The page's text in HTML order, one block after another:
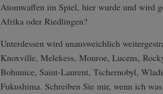
Atomwaffen im Spiel, hier wurde und wird
Afrika oder Riedlingen?
Unterdessen wird unausweichlich
Knoxville, Melekess, Monroe, Lucens,
Bohunice, Saint-Laurent, Tschernobyl,
Fukushima. Schreiben Sie mir, wenn ich